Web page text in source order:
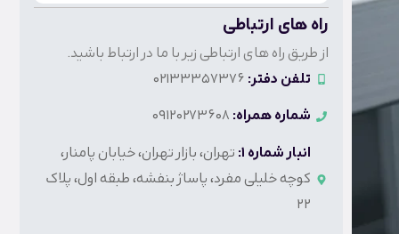
راه های ارتباطی
از طریق راه های ارتباطی زیر با ما در ارتباط باشید.
تلفن دفتر: 02133357376
شماره همراه: 09120273608
انبار شماره 1:
تهران، بازار تهران، خیابان پامنار،
کوچه خلیلی مفرد، پاساژ بنفشه، طبقه اول، پلاک
22